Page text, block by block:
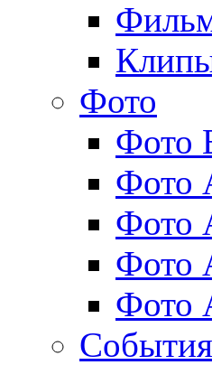
Фото
Фото
Фото
Фото
Фото
Фото
События